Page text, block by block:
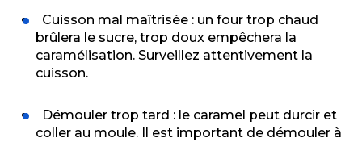
Cuisson mal maîtrisée : un four trop chaud
brûlera le sucre, trop doux empêchera la
caramélisation. Surveillez attentivement la
cuisson.
Démouler trop tard : le caramel peut durcir et
coller au moule. Il est important de démouler à